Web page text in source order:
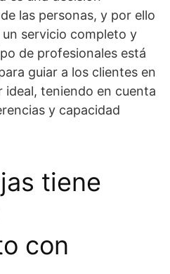
las personas, y por ello
servicio completo y
de profesionales está
guiar a los clientes en
ideal, teniendo en cuenta
y capacidad
tiene
con